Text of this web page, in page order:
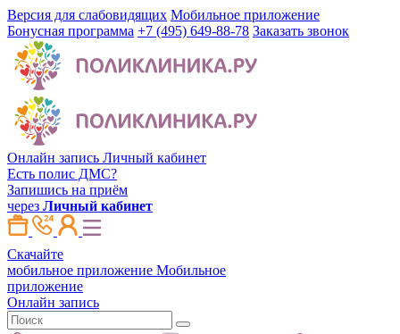
Версия для слабовидящих Мобильное приложение
Бонусная программа +7 (495) 649-88-78 Заказать звонок
Онлайн запись Личный кабинет
Есть полис ДМС?
Запишись на приём
через Личный кабинет
Скачайте
мобильное приложение Мобильное
приложение
Онлайн запись